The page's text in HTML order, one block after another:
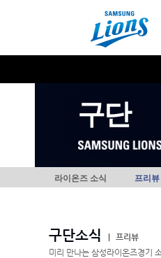
구단
라이온즈 소식 프리뷰
구단소식
프리뷰
미리 만나는 삼성라이온즈경기